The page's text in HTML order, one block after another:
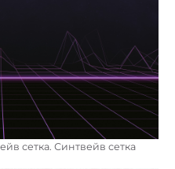
сетка. Синтвейв сетка